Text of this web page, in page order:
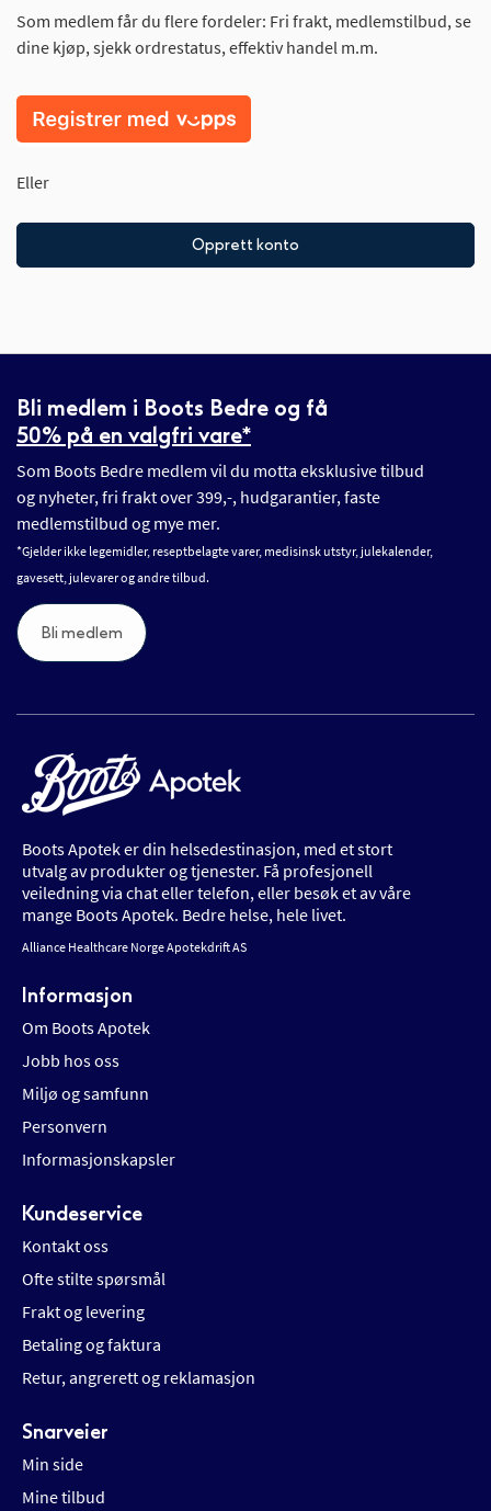
Som medlem får du flere fordeler: Fri frakt, medlemstilbud, se
dine kjøp, sjekk ordrestatus, effektiv handel m.m.
Eller
Opprett konto
Bli medlem i Boots Bedre og få
50% på en valgfri vare*
Som Boots Bedre medlem vil du motta eksklusive tilbud
og nyheter, fri frakt over 399,-, hudgarantier, faste
medlemstilbud og mye mer.
*Gjelder ikke legemidler, reseptbelagte varer, medisinsk utstyr, julekalender,
gavesett, julevarer og andre tilbud.
Bli medlem
Boots Apotek er din helsedestinasjon, med et stort
utvalg av produkter og tjenester. Få profesjonell
veiledning via chat eller telefon, eller besøk et av våre
mange Boots Apotek. Bedre helse, hele livet.
Alliance Healthcare Norge Apotekdrift AS
Informasjon
Om Boots Apotek
Jobb hos oss
Miljø og samfunn
Personvern
Informasjonskapsler
Kundeservice
Kontakt oss
Ofte stilte spørsmål
Frakt og levering
Betaling og faktura
Retur, angrerett og reklamasjon
Snarveier
Min side
Mine tilbud